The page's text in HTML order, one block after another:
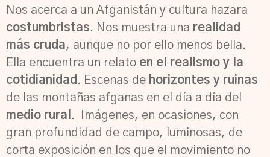
Nos acerca a un Afganistán y cultura hazara
costumbristas. Nos muestra una realidad
más cruda, aunque no por ello menos bella.
Ella encuentra un relato en el realismo y la
cotidianidad . Escenas de horizontes y ruinas
de las montañas afganas en el día a día del
medio rural . Imágenes, en ocasiones, con
gran profundidad de campo, luminosas, de
corta exposición en los que el movimiento no